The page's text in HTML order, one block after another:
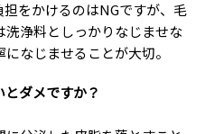
をかけるのはNGですが、毛
浄料としっかりなじませな
なじませることが大切。
ダメですか？